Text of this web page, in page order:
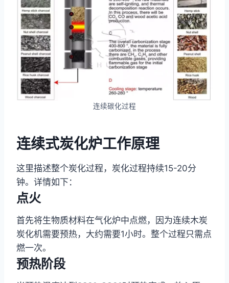
连续碳化过程
连续式炭化炉工作原理
这里描述整个炭化过程，炭化过程持续15-20分
钟。详情如下：
点火
首先将生物质材料在气化炉中点燃，因为连续木炭
炭化机需要预热，大约需要1小时。整个过程只需点
燃一次。
预热阶段